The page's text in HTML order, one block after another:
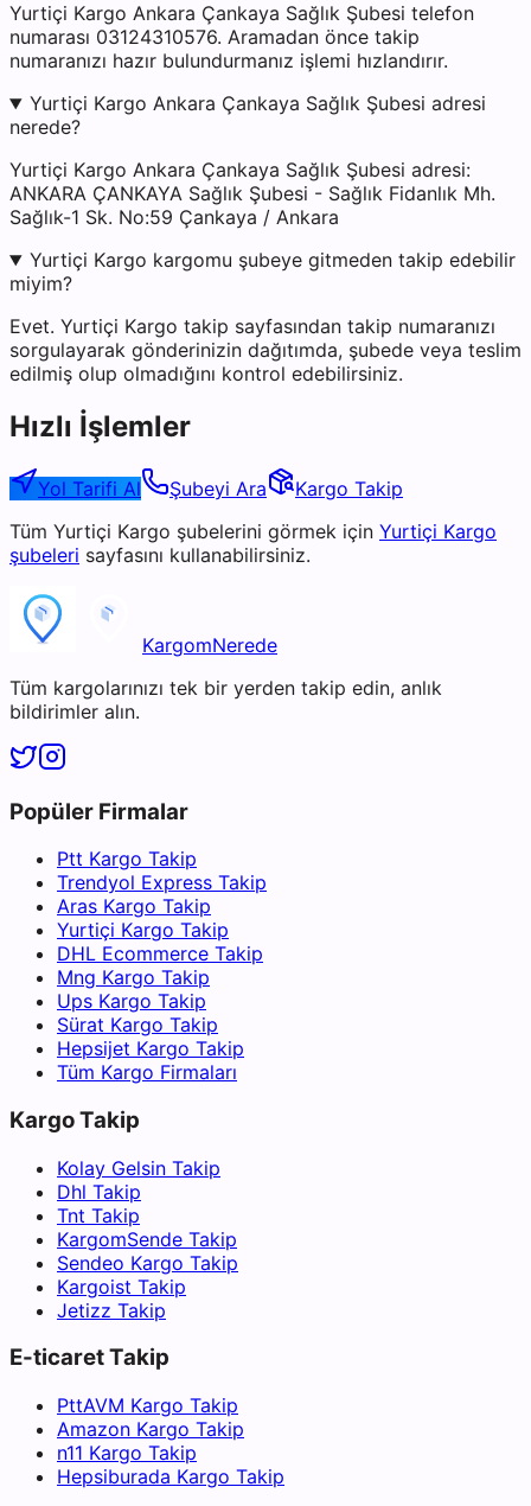
Yurtiçi Kargo Ankara Çankaya Sağlık Şubesi telefon
numarası 03124310576. Aramadan önce takip
numaranızı hazır bulundurmanız işlemi hızlandırır.
Yurtiçi Kargo Ankara Çankaya Sağlık Şubesi adresi
nerede?
Yurtiçi Kargo Ankara Çankaya Sağlık Şubesi adresi:
ANKARA ÇANKAYA Sağlık Şubesi - Sağlık Fidanlık Mh.
Sağlık-1 Sk. No:59 Çankaya / Ankara
Yurtiçi Kargo kargomu şubeye gitmeden takip edebilir
miyim?
Evet. Yurtiçi Kargo takip sayfasından takip numaranızı
sorgulayarak gönderinizin dağıtımda, şubede veya teslim
edilmiş olup olmadığını kontrol edebilirsiniz.
Hızlı İşlemler
Yol Tarifi Al Şubeyi Ara
Kargo Takip
Tüm Yurtiçi Kargo şubelerini görmek için Yurtiçi Kargo
şubeleri sayfasını kullanabilirsiniz.
KargomNerede
Tüm kargolarınızı tek bir yerden takip edin, anlık
bildirimler alın.
Popüler Firmalar
Ptt Kargo Takip
Trendyol Express Takip
Aras Kargo Takip
Yurtiçi Kargo Takip
DHL Ecommerce Takip
Mng Kargo Takip
Ups Kargo Takip
Sürat Kargo Takip
Hepsijet Kargo Takip
Tüm Kargo Firmaları
Kargo Takip
Kolay Gelsin Takip
Dhl Takip
Tnt Takip
KargomSende Takip
Sendeo Kargo Takip
Kargoist Takip
Jetizz Takip
E-ticaret Takip
PttAVM Kargo Takip
Amazon Kargo Takip
n11 Kargo Takip
Hepsiburada Kargo Takip